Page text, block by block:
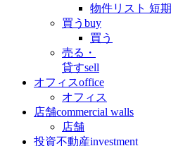
物件リスト 短期
買う buy
買う
売る・
貸すsell
オフィスoffice
オフィス
店舗commercial walls
店舗
投資不動産investment